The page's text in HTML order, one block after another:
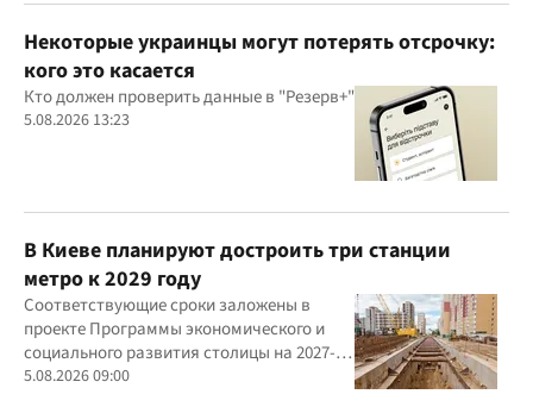
Некоторые украинцы могут потерять отсрочку:
кого это касается
Кто должен проверить данные в "Резерв+"
5.08.2026 13:23
В Киеве планируют достроить три станции
метро к 2029 году
Соответствующие сроки заложены в
проекте Программы экономического и
социального развития столицы на 2027-
2029 годы
5.08.2026 09:00